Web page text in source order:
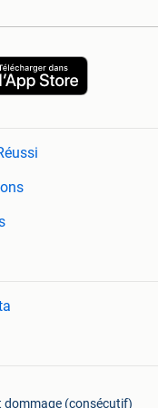
dommage (consécutif)